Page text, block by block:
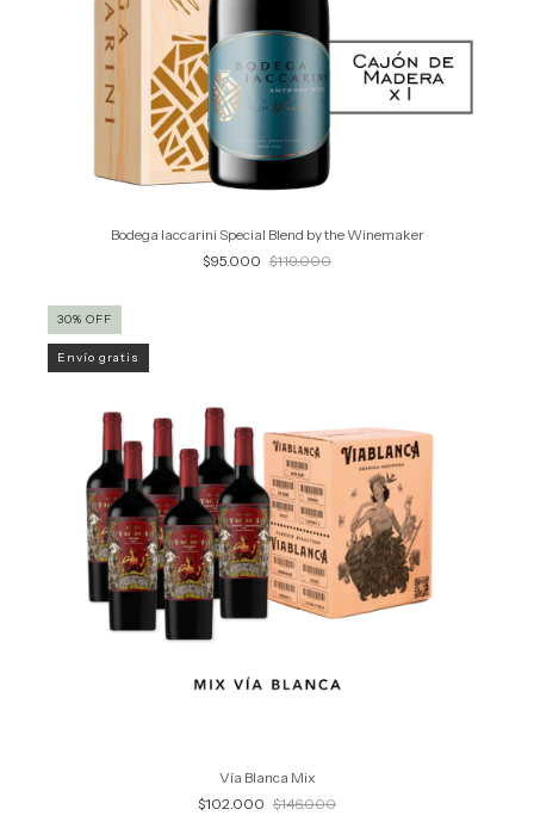
Bodega Iaccarini Special Blend by the Winemaker
$95.000 $119.000
30% OFF
Envío gratis
Vía Blanca Mix
$102.000 $146.000